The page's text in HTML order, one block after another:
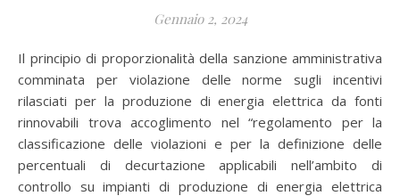
Gennaio 2, 2024
Il principio di proporzionalità della sanzione amministrativa
comminata per violazione delle norme sugli incentivi
rilasciati per la produzione di energia elettrica da fonti
rinnovabili trova accoglimento nel “regolamento per la
classificazione delle violazioni e per la definizione delle
percentuali di decurtazione applicabili nell’ambito di
controllo su impianti di produzione di energia elettrica